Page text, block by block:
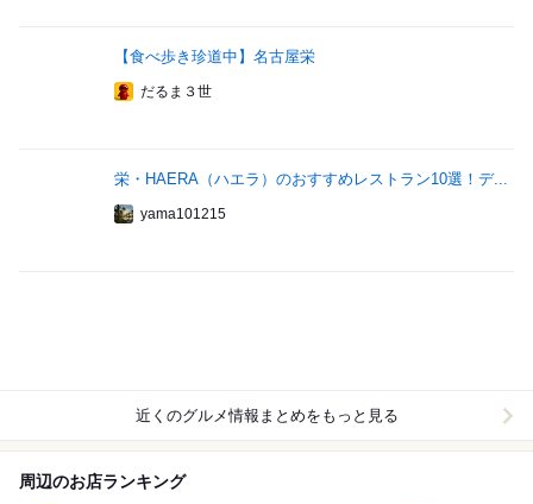
【食べ歩き珍道中】名古屋栄
だるま３世
栄・HAERA（ハエラ）のおすすめレストラン10選！デ...
yama101215
近くのグルメ情報まとめをもっと見る
周辺のお店ランキング